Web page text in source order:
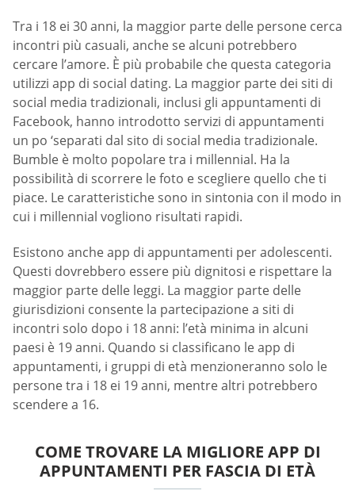
Tra i 18 ei 30 anni, la maggior parte delle persone cerca
incontri più casuali, anche se alcuni potrebbero
cercare l’amore. È più probabile che questa categoria
utilizzi app di social dating. La maggior parte dei siti di
social media tradizionali, inclusi gli appuntamenti di
Facebook, hanno introdotto servizi di appuntamenti
un po ‘separati dal sito di social media tradizionale.
Bumble è molto popolare tra i millennial. Ha la
possibilità di scorrere le foto e scegliere quello che ti
piace. Le caratteristiche sono in sintonia con il modo in
cui i millennial vogliono risultati rapidi.
Esistono anche app di appuntamenti per adolescenti.
Questi dovrebbero essere più dignitosi e rispettare la
maggior parte delle leggi. La maggior parte delle
giurisdizioni consente la partecipazione a siti di
incontri solo dopo i 18 anni: l’età minima in alcuni
paesi è 19 anni. Quando si classificano le app di
appuntamenti, i gruppi di età menzioneranno solo le
persone tra i 18 ei 19 anni, mentre altri potrebbero
scendere a 16.
COME TROVARE LA MIGLIORE APP DI
APPUNTAMENTI PER FASCIA DI ETÀ